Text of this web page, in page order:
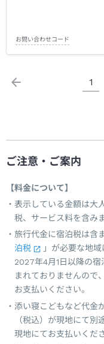
お問い合わせコード
1
ご注意・ご案内
【料金について】
表示している金額は大
税、サービス料を含み
旅行代金に宿泊税は含
泊税
」が必要な地
2027年4月1日以降の
まれておりませんので
お支払いください。
添い寝こどもなど代金
（税込）が現地にて
現地にてお支払いくだ